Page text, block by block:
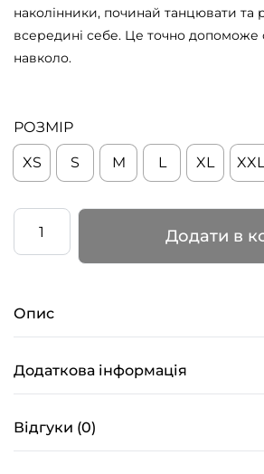
наколінники, починай танцювати та
всередині себе. Це точно допоможе
навколо.
РОЗМІР
XS S M L XL XXL
4
–
Латте
Додати в
Опис
Додаткова інформація
Відгуки (0)